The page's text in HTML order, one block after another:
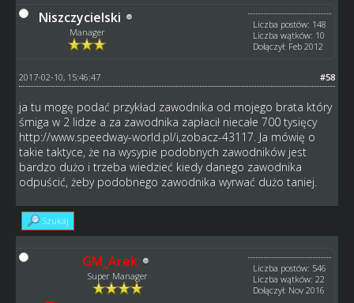
Niszczycielski
Manager
Liczba postów: 148
Liczba wątków: 10
Dołączył: Feb 2012
#58
2017-02-10, 15:46:47
ja tu mogę podać przykład zawodnika od mojego brata który
śmiga w 2 lidze a za zawodnika zapłacił niecałe 700 tysięcy
http://www.speedway-world.pl/i,zobacz-43117 . Ja mówię o
takie taktyce, że na wysypie podobnych zawodników jest
bardzo dużo i trzeba wiedzieć kiedy danego zawodnika
odpuścić, żeby podobnego zawodnika wyrwać dużo taniej.
Szukaj
GM_Arek
Super Manager
Liczba postów: 546
Liczba wątków: 22
Dołączył: Nov 2016